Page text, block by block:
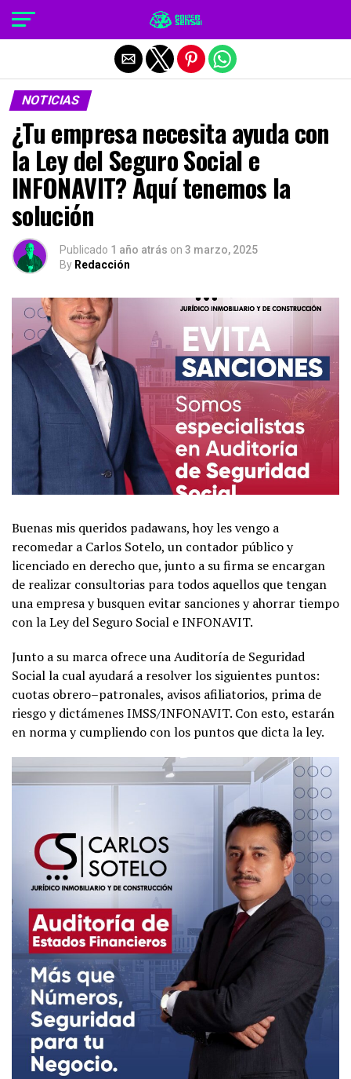
NOTICIAS
¿Tu empresa necesita ayuda con
la Ley del Seguro Social e
INFONAVIT? Aquí tenemos la
solución
Publicado 1 año atrás on 3 marzo, 2025
By Redacción
Buenas mis queridos padawans, hoy les vengo a
recomedar a Carlos Sotelo, un contador público y
licenciado en derecho que, junto a su firma se encargan
de realizar consultorias para todos aquellos que tengan
una empresa y busquen evitar sanciones y ahorrar tiempo
con la Ley del Seguro Social e INFONAVIT.
Junto a su marca ofrece una Auditoría de Seguridad
Social la cual ayudará a resolver los siguientes puntos:
cuotas obrero–patronales, avisos afiliatorios, prima de
riesgo y dictámenes IMSS/INFONAVIT. Con esto, estarán
en norma y cumpliendo con los puntos que dicta la ley.
Salir de la versión móvil